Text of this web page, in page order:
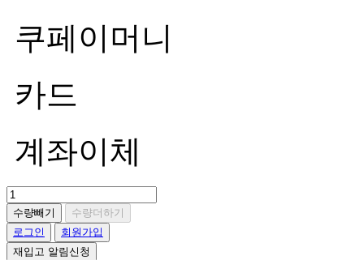
쿠페이머니
카드
계좌이체
수량빼기
수량더하기
로그인
회원가입
재입고 알림신청